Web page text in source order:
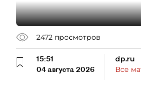
2472 просмотров
15:51
04 августа 2026
dp.ru
Все